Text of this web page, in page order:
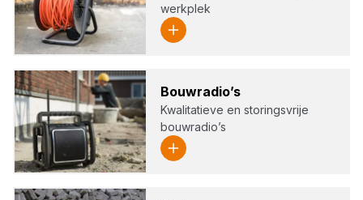
werkplek
Bouw­ra­dio’s
Kwalitatieve en storingsvrije
bouwradio’s